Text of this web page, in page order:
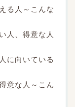
る人～こんな
人、得意な人
に向いている
意な人～こん